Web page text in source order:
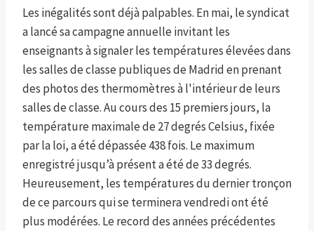
Les inégalités sont déjà palpables. En mai, le syndicat
a lancé sa campagne annuelle invitant les
enseignants à signaler les températures élevées dans
les salles de classe publiques de Madrid en prenant
des photos des thermomètres à l'intérieur de leurs
salles de classe. Au cours des 15 premiers jours, la
température maximale de 27 degrés Celsius, fixée
par la loi, a été dépassée 438 fois. Le maximum
enregistré jusqu’à présent a été de 33 degrés.
Heureusement, les températures du dernier tronçon
de ce parcours qui se terminera vendredi ont été
plus modérées. Le record des années précédentes